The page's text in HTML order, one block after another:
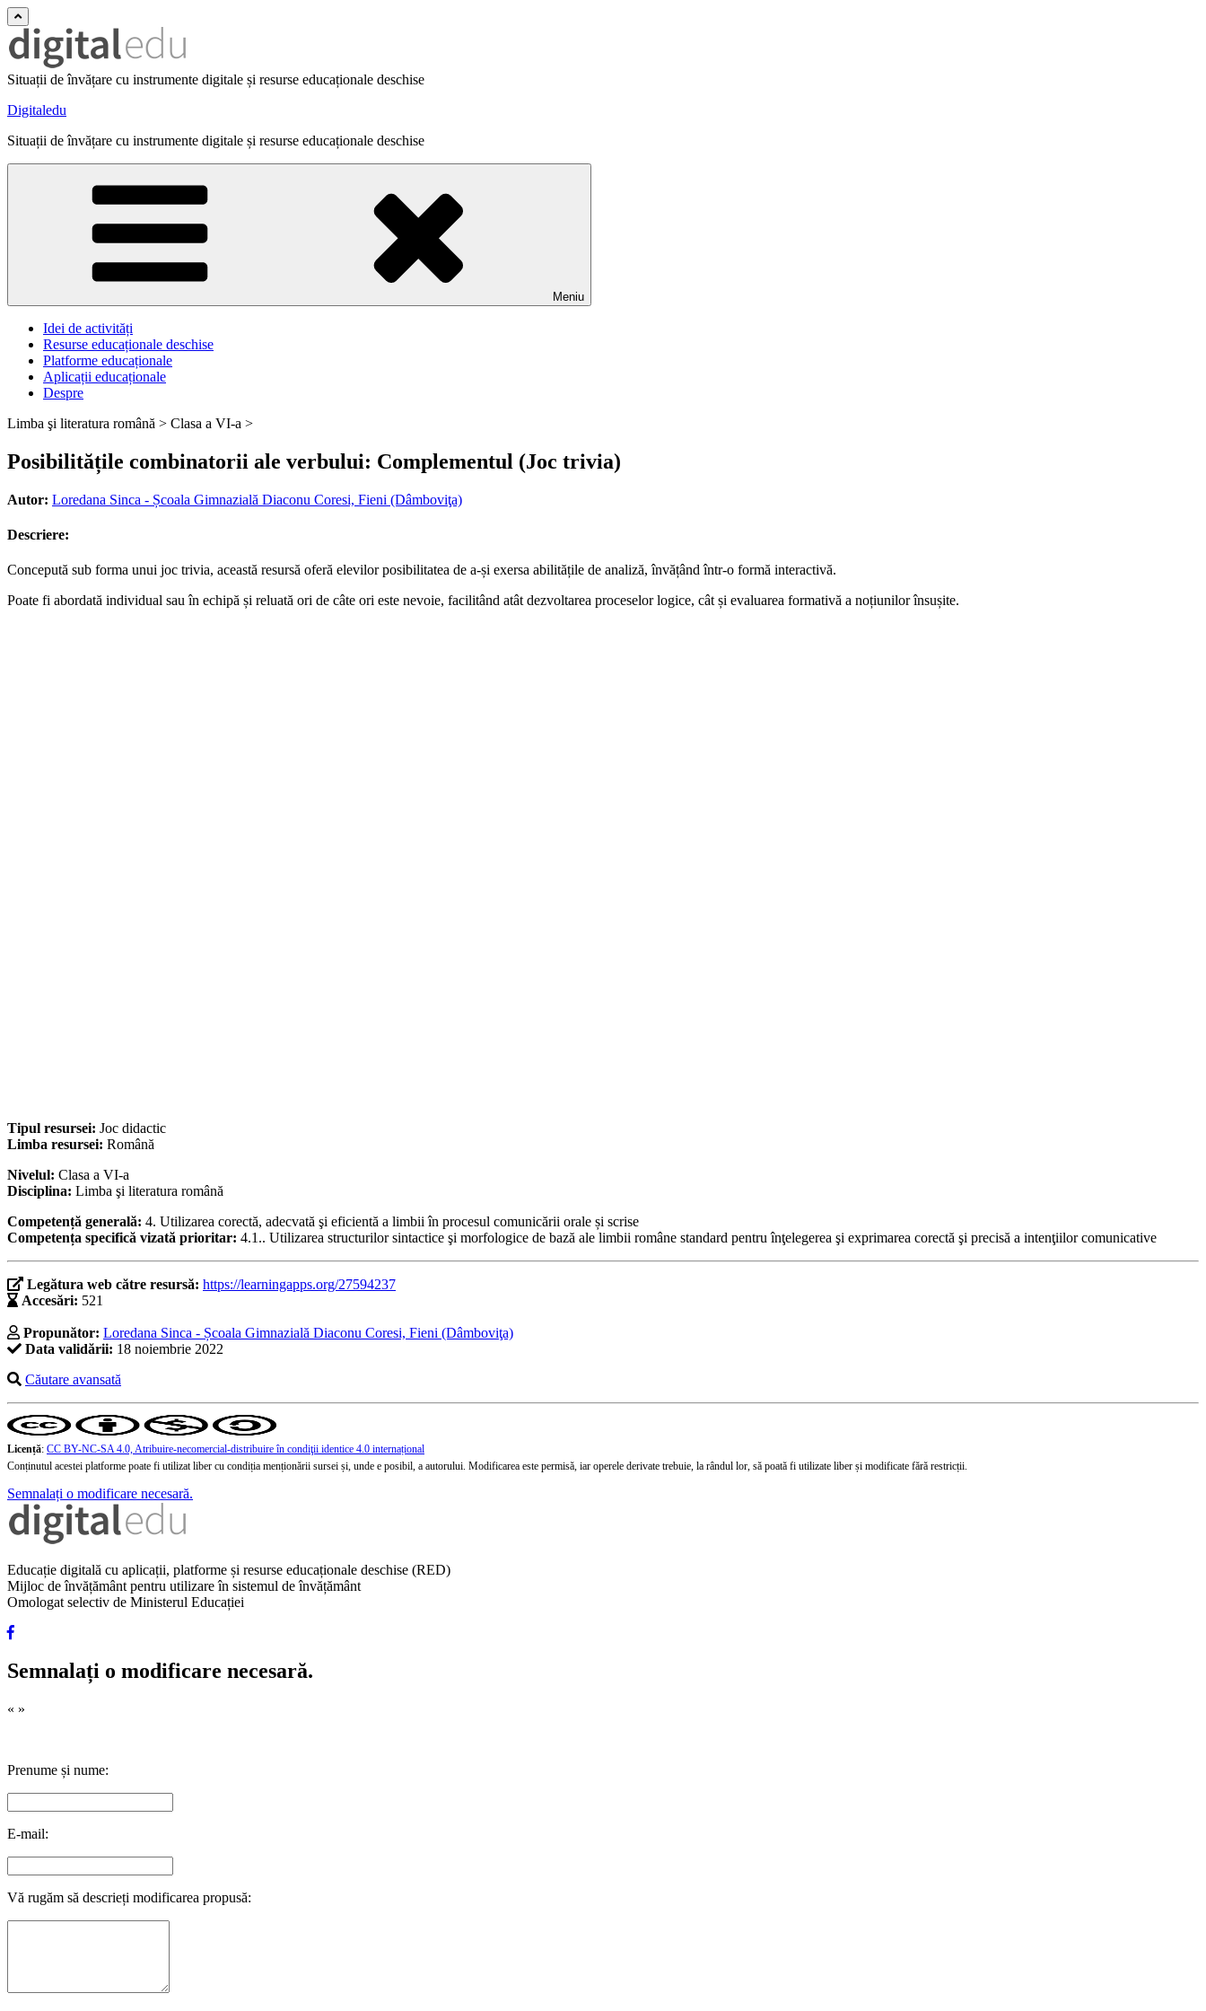
Situații de învățare cu instrumente digitale și resurse educaționale deschise
Digitaledu
Situații de învățare cu instrumente digitale și resurse educaționale deschise
Meniu
Idei de activități
Resurse educaționale deschise
Platforme educaționale
Aplicații educaționale
Despre
Limba şi literatura română > Clasa a VI-a >
Posibilitățile combinatorii ale verbului: Complementul (Joc trivia)
Autor: Loredana Sinca - Școala Gimnazială Diaconu Coresi, Fieni (Dâmboviţa)
Descriere:
Concepută sub forma unui joc trivia, această resursă oferă elevilor posibilitatea de a-și exersa abilitățile de analiză, învățând într-o formă interactivă.
Poate fi abordată individual sau în echipă și reluată ori de câte ori este nevoie, facilitând atât dezvoltarea proceselor logice, cât și evaluarea formativă a noțiunilor însușite.
Tipul resursei: Joc didactic
Limba resursei: Română
Nivelul: Clasa a VI-a
Disciplina: Limba şi literatura română
Competență generală: 4. Utilizarea corectă, adecvată şi eficientă a limbii în procesul comunicării orale și scrise
Competența specifică vizată prioritar: 4.1.. Utilizarea structurilor sintactice şi morfologice de bază ale limbii române standard pentru înţelegerea şi exprimarea corectă şi precisă a intenţiilor comunicative
Legătura web către resursă: https://learningapps.org/27594237
Accesări: 521
Propunător: Loredana Sinca - Școala Gimnazială Diaconu Coresi, Fieni (Dâmboviţa)
Data validării: 18 noiembrie 2022
Căutare avansată
Licență: CC BY-NC-SA 4.0, Atribuire-necomercial-distribuire în condiţii identice 4.0 internațional
Conținutul acestei platforme poate fi utilizat liber cu condiția menționării sursei și, unde e posibil, a autorului. Modificarea este permisă, iar operele derivate trebuie, la rândul lor, să poată fi utilizate liber și modificate fără restricții.
Semnalați o modificare necesară.
Educație digitală cu aplicații, platforme și resurse educaționale deschise (RED)
Mijloc de învățământ pentru utilizare în sistemul de învățământ
Omologat selectiv de Ministerul Educației
Semnalați o modificare necesară.
« »
Prenume și nume:
E-mail:
Vă rugăm să descrieți modificarea propusă: